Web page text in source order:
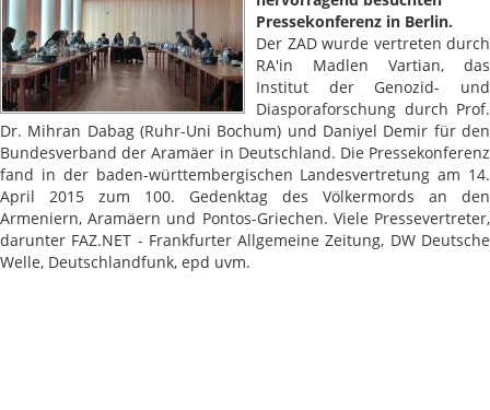
Pressekonferenz in Berlin.
Der ZAD wurde vertreten durch
RA'in Madlen Vartian, das
Institut der Genozid- und
Diasporaforschung durch Prof.
Dr. Mihran Dabag (Ruhr-Uni Bochum) und Daniyel Demir für den
Bundesverband der Aramäer in Deutschland. Die Pressekonferenz
fand in der baden-württembergischen Landesvertretung am 14.
April 2015 zum 100. Gedenktag des Völkermords an den
Armeniern, Aramäern und Pontos-Griechen. Viele Pressevertreter,
darunter FAZ.NET - Frankfurter Allgemeine Zeitung, DW Deutsche
Welle, Deutschlandfunk, epd uvm.